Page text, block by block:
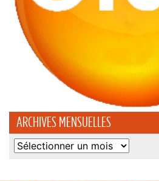
ARCHIVES MENSUELLES
Archives